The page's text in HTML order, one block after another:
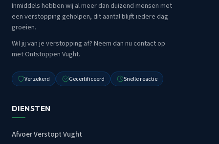
Inmiddels hebben wij al meer dan duizend mensen met
een verstopping geholpen, dit aantal blijft iedere dag
groeien.
Wil jij van je verstopping af? Neem dan nu contact op
met Ontstoppen Vught.
Verzekerd Gecertificeerd Snelle reactie
DIENSTEN
Afvoer Verstopt Vught